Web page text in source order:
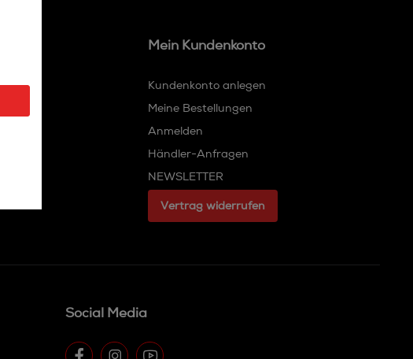
Mein Kundenkonto
Kundenkonto anlegen
Meine Bestellungen
Anmelden
Händler-Anfragen
NEWSLETTER
Vertrag widerrufen
Social Media